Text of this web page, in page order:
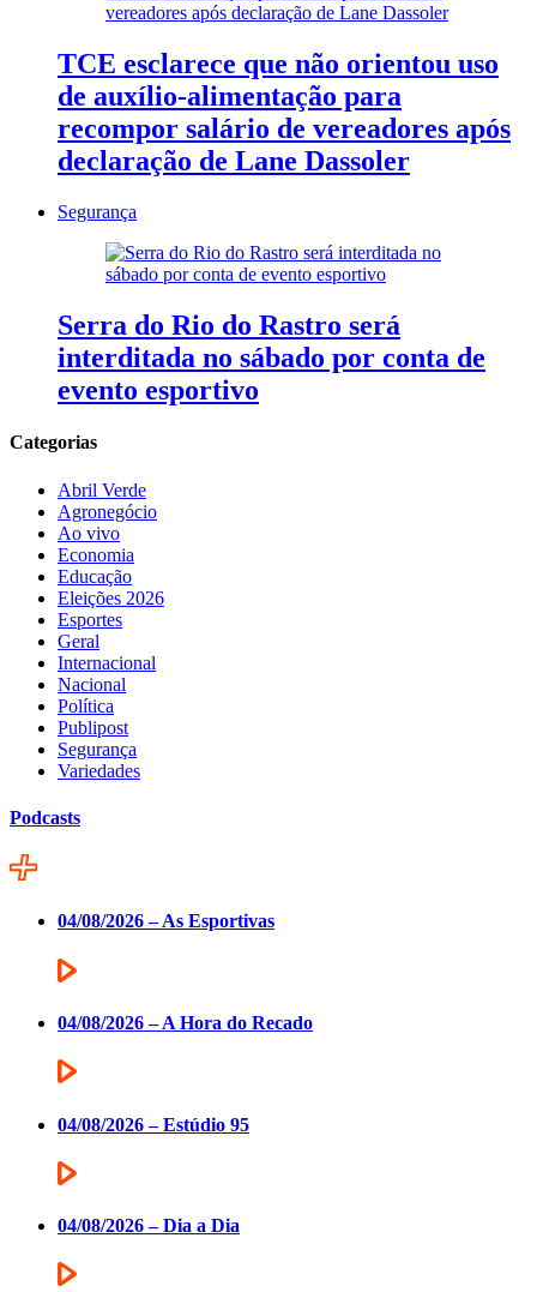
TCE esclarece que não orientou uso
de auxílio-alimentação para
recompor salário de vereadores após
declaração de Lane Dassoler
Segurança
Serra do Rio do Rastro será
interditada no sábado por conta de
evento esportivo
Categorias
Abril Verde
Agronegócio
Ao vivo
Economia
Educação
Eleições 2026
Esportes
Geral
Internacional
Nacional
Política
Publipost
Segurança
Variedades
Podcasts
04/08/2026 – As Esportivas
04/08/2026 – A Hora do Recado
04/08/2026 – Estúdio 95
04/08/2026 – Dia a Dia